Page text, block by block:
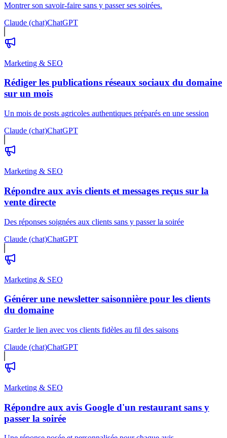
Montrer son savoir-faire sans y passer ses soirées.
Claude (chat)ChatGPT
Marketing & SEO
Rédiger les publications réseaux sociaux du domaine
sur un mois
Un mois de posts agricoles authentiques préparés en une session
Claude (chat)ChatGPT
Marketing & SEO
Répondre aux avis clients et messages reçus sur la
vente directe
Des réponses soignées aux clients sans y passer la soirée
Claude (chat)ChatGPT
Marketing & SEO
Générer une newsletter saisonnière pour les clients
du domaine
Garder le lien avec vos clients fidèles au fil des saisons
Claude (chat)ChatGPT
Marketing & SEO
Répondre aux avis Google d'un restaurant sans y
passer la soirée